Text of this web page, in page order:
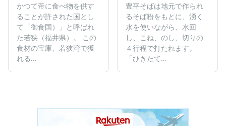
かつて帝に食べ物を供す
ることが許された国とし
て「御食国）」と呼ばれ
た若狭（福井県）。 この
食材の宝庫、若狭湾で獲
れる...
豊平そばは地元で作られ
るそば粉をもとに、湧く
水を使いながら、水回
し、こね、のし、切りの
４行程で打たれます。
「ひきたて...